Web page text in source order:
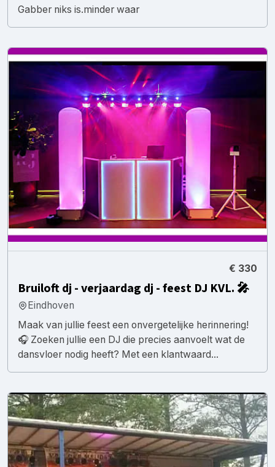
Gabber niks is.minder waar
€ 330
Bruiloft dj - verjaardag dj - feest DJ KVL. 🎤
Eindhoven
Maak van jullie feest een onvergetelijke herinnering!
🎧 Zoeken jullie een DJ die precies aanvoelt wat de
dansvloer nodig heeft? Met een klantwaard...